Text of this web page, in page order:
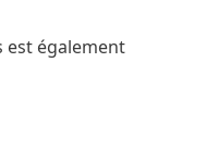
est également